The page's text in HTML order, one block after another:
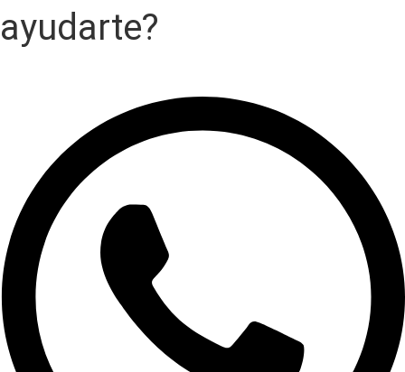
ayudarte?